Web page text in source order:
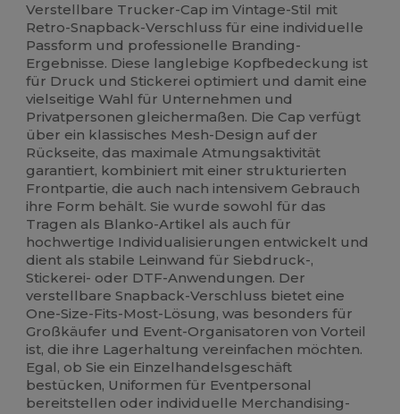
Verstellbare Trucker-Cap im Vintage-Stil mit
Retro-Snapback-Verschluss für eine individuelle
Passform und professionelle Branding-
Ergebnisse. Diese langlebige Kopfbedeckung ist
für Druck und Stickerei optimiert und damit eine
vielseitige Wahl für Unternehmen und
Privatpersonen gleichermaßen. Die Cap verfügt
über ein klassisches Mesh-Design auf der
Rückseite, das maximale Atmungsaktivität
garantiert, kombiniert mit einer strukturierten
Frontpartie, die auch nach intensivem Gebrauch
ihre Form behält. Sie wurde sowohl für das
Tragen als Blanko-Artikel als auch für
hochwertige Individualisierungen entwickelt und
dient als stabile Leinwand für Siebdruck-,
Stickerei- oder DTF-Anwendungen. Der
verstellbare Snapback-Verschluss bietet eine
One-Size-Fits-Most-Lösung, was besonders für
Großkäufer und Event-Organisatoren von Vorteil
ist, die ihre Lagerhaltung vereinfachen möchten.
Egal, ob Sie ein Einzelhandelsgeschäft
bestücken, Uniformen für Eventpersonal
bereitstellen oder individuelle Merchandising-